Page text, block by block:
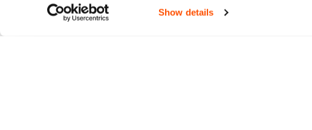
Show details